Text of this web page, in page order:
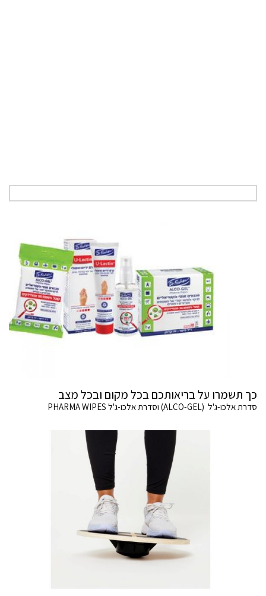
כך תשמרו על בריאותכם בכל מקום ובכל מצב
סדרת אלכו-ג'ל (ALCO-GEL) וסדרת אלכו-ג'ל PHARMA WIPES